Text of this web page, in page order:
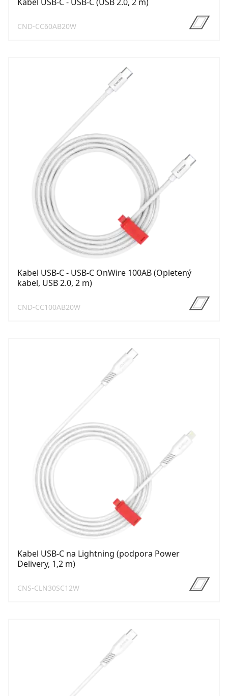
CND-CC60AB20W
Kabel USB-C - USB-C OnWire 100AB (Opletený
kabel, USB 2.0, 2 m)
CND-CC100AB20W
Kabel USB-C na Lightning (podpora Power
Delivery, 1,2 m)
CNS-CLN30SC12W